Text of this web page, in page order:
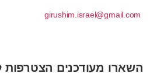
girushim.israel@gmail.com
השארו מעודכנים הצטרפות